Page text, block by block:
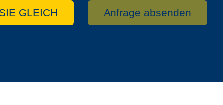
GLEICH Anfrage absenden